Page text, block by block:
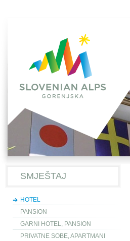
SMJEŠTAJ
HOTEL
PANSION
GARNI HOTEL, PANSION
PRIVATNE SOBE, APARTMANI